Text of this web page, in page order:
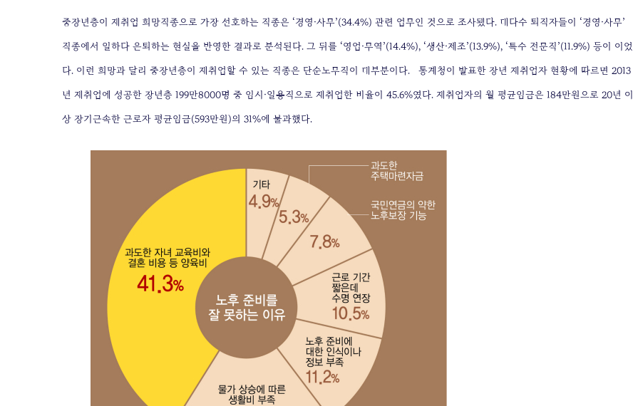
중장년층이 재취업 희망직종으로 가장 선호하는 직종은 ‘경영·사무’(34.4%) 관련 업무인 것으로 조사됐다. 대다수 퇴직자들이 ‘경영·사무’
직종에서 일하다 은퇴하는 현실을 반영한 결과로 분석된다. 그 뒤를 ‘영업·무역’(14.4%), ‘생산·제조’(13.9%), ‘특수 전문직’(11.9%) 등이 이었
다. 이런 희망과 달리 중장년층이 재취업할 수 있는 직종은 단순노무직이 대부분이다. 통계청이 발표한 장년 재취업자 현황에 따르면 2013
년 재취업에 성공한 장년층 199만8000명 중 임시·일용직으로 재취업한 비율이 45.6%였다. 재취업자의 월 평균임금은 184만원으로 20년 이
상 장기근속한 근로자 평균임금(593만원)의 31%에 불과했다.